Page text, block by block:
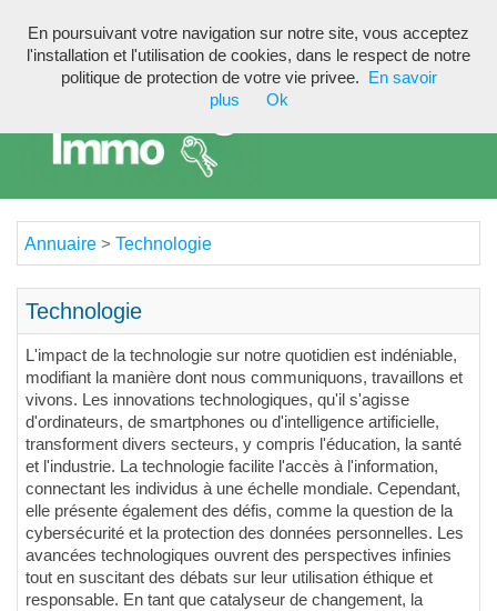
Annuaire > Technologie
Technologie
L'impact de la technologie sur notre quotidien est indéniable,
modifiant la manière dont nous communiquons, travaillons et
vivons. Les innovations technologiques, qu'il s'agisse
d'ordinateurs, de smartphones ou d'intelligence artificielle,
transforment divers secteurs, y compris l'éducation, la santé
et l'industrie. La technologie facilite l'accès à l'information,
connectant les individus à une échelle mondiale. Cependant,
elle présente également des défis, comme la question de la
cybersécurité et la protection des données personnelles. Les
avancées technologiques ouvrent des perspectives infinies
tout en suscitant des débats sur leur utilisation éthique et
responsable. En tant que catalyseur de changement, la
En poursuivant votre navigation sur notre site, vous acceptez
l'installation et l'utilisation de cookies, dans le respect de notre
politique de protection de votre vie privee.
En savoir
plus
Ok